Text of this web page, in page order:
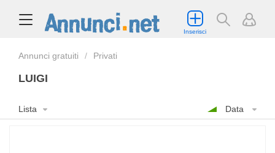
Inserisci
Annunci gratuiti Privati
LUIGI
Lista Data